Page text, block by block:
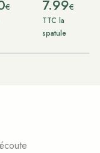
€ 7.99€
TTC la
spatule